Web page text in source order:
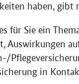
haben,
für Sie ein
Auswirkungen
in